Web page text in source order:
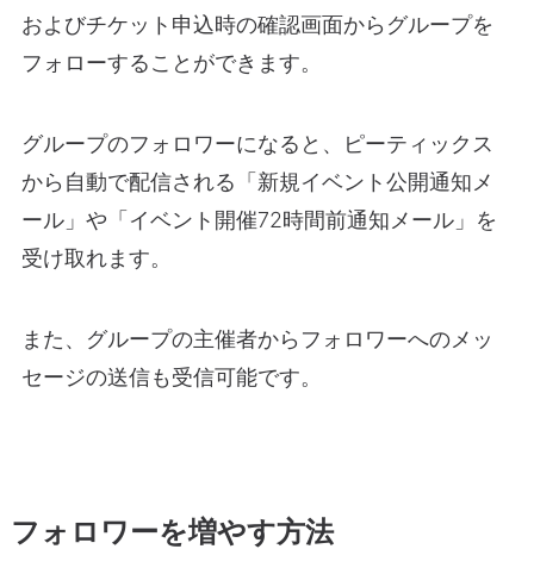
およびチケット申込時の確認画面からグループを
フォローすることができます。
グループのフォロワーになると、ピーティックス
から自動で配信される「新規イベント公開通知メ
ール」や「イベント開催72時間前通知メール」を
受け取れます。
また、グループの主催者からフォロワーへのメッ
セージの送信も受信可能です。
フォロワーを増やす方法